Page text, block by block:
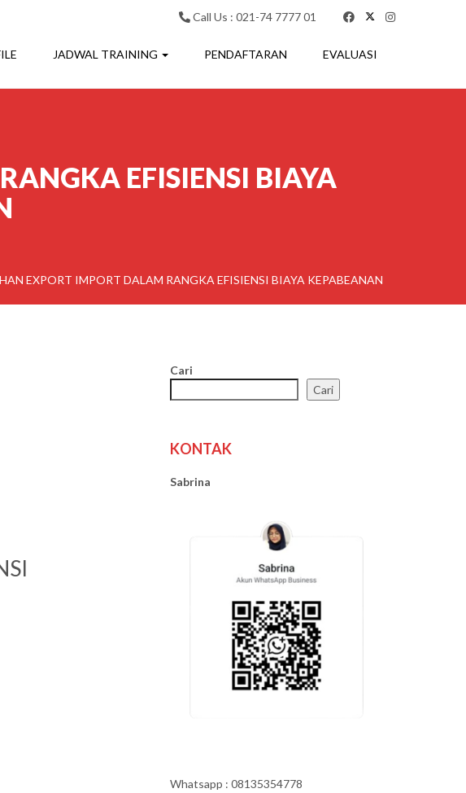
Call Us : 021-74 7777 01
JADWAL TRAINING PENDAFTARAN EVALUASI
EFISIENSI BIAYA
EXPORT IMPORT DALAM RANGKA EFISIENSI BIAYA KEPABEANAN
Cari
Cari
KONTAK
Sabrina
Whatsapp : 08135354778